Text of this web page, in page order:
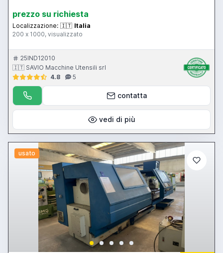
prezzo su richiesta
Localizzazione: 🇮🇹 Italia
200 x 1000, visualizzato
25IND12010
🇮🇹 SAVIO Macchine Utensili srl
4.8
5
contatta
vedi di più
usato